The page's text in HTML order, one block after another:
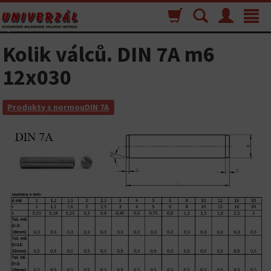
Toggle
Menu
Vyhľadávanie
Nákupný
košík
Kolik válců. DIN 7A m6
12x030
Produkty s normouDIN 7A